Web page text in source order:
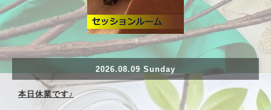
2026.08.09 Sunday
本日休業です♪